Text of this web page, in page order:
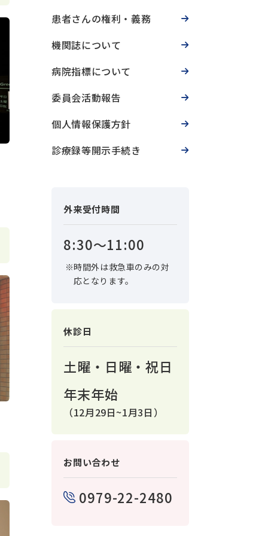
患者さんの権利・義務
機関誌について
病院指標について
委員会活動報告
個人情報保護方針
診療録等開示手続き
外来受付時間
8:30〜11:00
時間外は救急車のみの対
応となります。
休診日
土曜・日曜・祝日
年末年始
（12月29日~1月3日）
お問い合わせ
0979-22-2480